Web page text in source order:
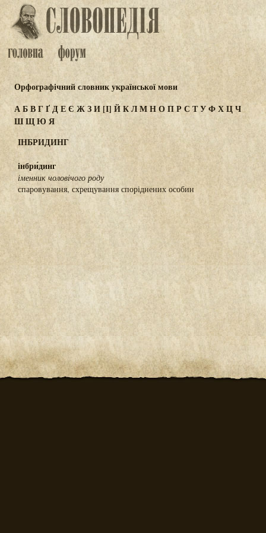
Орфографічний словник української мови
АБВГҐДЕЄ ЖЗИ[І] ЙКЛМНОПР СТУФХЦЧ
ШЩЮЯ
ІНБРИДИНГ
інбри́динг
іменник чоловічого роду
спаровування, схрещування споріднених особин